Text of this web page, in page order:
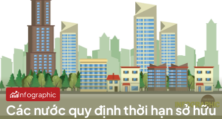
Infographic
Các nước quy định thời hạn sở hữu